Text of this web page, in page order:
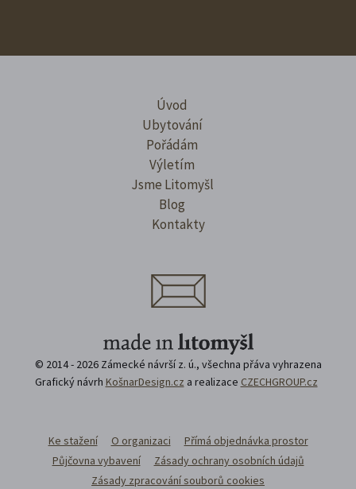
Úvod
Ubytování
Pořádám
Výletím
Jsme Litomyšl
Blog
Kontakty
© 2014 - 2026 Zámecké návrší z. ú., všechna přáva vyhrazena
Grafický návrh KošnarDesign.cz a realizace CZECHGROUP.cz
Ke stažení O organizaci
Přímá objednávka prostor
Půjčovna vybavení
Zásady ochrany osobních údajů
Zásady zpracování souborů cookies